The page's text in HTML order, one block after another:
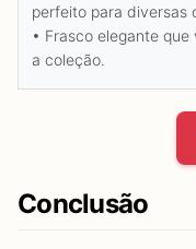
perfeito para diversas
• Frasco elegante que
a coleção.
Conclusão